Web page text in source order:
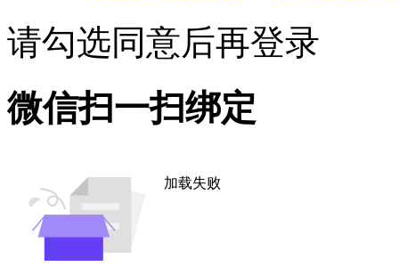
请勾选同意后再登录
微信扫一扫绑定
加载失败